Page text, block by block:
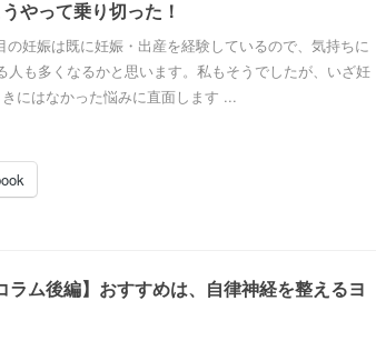
やって乗り切った！
の妊娠は既に妊娠・出産を経験しているので、気持ちに
人も多くなるかと思います。私もそうでしたが、いざ妊
にはなかった悩みに直面します ...
ラム後編】おすすめは、自律神経を整えるヨ